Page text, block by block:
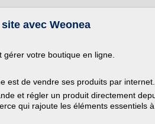
avec Weonea
votre boutique en ligne.
est de vendre ses produits par internet.
et régler un produit directement
qui rajoute les éléments essentiels